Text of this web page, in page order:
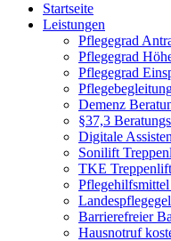
Startseite
Leistungen
Pflegegrad
Pflegegrad
Pflegegrad
Demenz
§37,3
Digitale
Sonilift
TKE
Barrierefreier
Hausnotruf